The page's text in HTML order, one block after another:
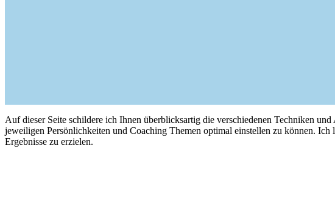
Auf dieser Seite schildere ich Ihnen überblicksartig die verschiedenen Techniken
jeweiligen Persönlichkeiten und Coaching Themen optimal einstellen zu können.
Ergebnisse zu erzielen.